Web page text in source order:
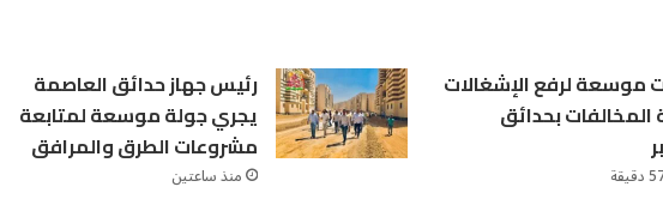
موسعة لرفع الإشغالات
المخالفات بحدائق
رئيس جهاز حدائق العاصمة
يجري جولة موسعة لمتابعة
مشروعات الطرق والمرافق
منذ ساعتين